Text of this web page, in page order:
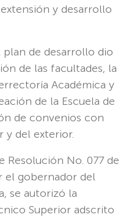
y desarrollo
plan de desarrollo dio
de las facultades, la
Académica y
de la Escuela de
de convenios con
y del exterior.
Resolución No. 077 de
el gobernador del
se autorizó la
Superior adscrito